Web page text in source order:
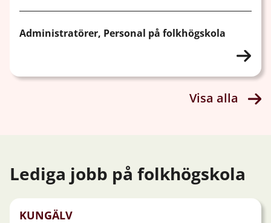
Administratörer, Personal på folkhögskola
Visa alla
Lediga jobb på folkhögskola
KUNGÄLV